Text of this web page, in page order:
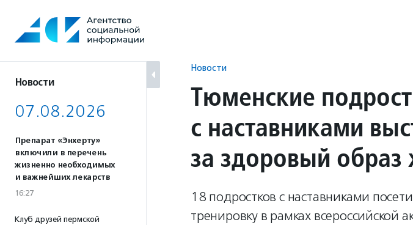
содержанию
Новости
07.08.2026
Препарат «Энхерту»
включили в перечень
жизненно необходимых
и важнейших лекарств
16:27
Клуб друзей пермской
Новости
Тюменские
с наставниками
за здоровый образ
18 подростков с наставниками
тренировку в рамках всероссийской